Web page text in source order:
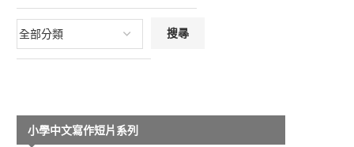
小學中文寫作短片系列